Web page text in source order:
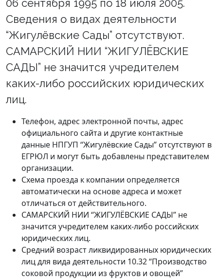
06 сентября 1995 по 18 июля 2005.
Сведения о видах деятельности
“Жигулёвские Сады” отсутствуют.
САМАРСКИЙ НИИ “ЖИГУЛЁВСКИЕ
САДЫ” не значится учредителем
каких-либо российских юридических
лиц.
Телефон, адрес электронной почты, адрес
официального сайта и другие контактные
данные НПГУП “Жигулёвские Сады” отсутствуют в
ЕГРЮЛ и могут быть добавлены представителем
организации.
Схема проезда к компании определяется
автоматически на основе адреса и может
отличаться от действительного.
САМАРСКИЙ НИИ “ЖИГУЛЁВСКИЕ САДЫ” не
значится учредителем каких-либо российских
юридических лиц.
Средний возраст ликвидированных юридических
лиц для вида деятельности 10.32 “Производство
соковой продукции из фруктов и овощей”